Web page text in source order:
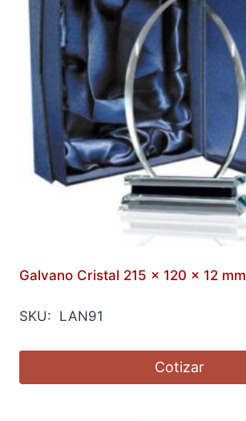
Galvano Cristal 215 x 120 x 12 mm
SKU: LAN91
Cotizar